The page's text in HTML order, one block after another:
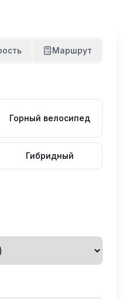
Маршрут
Горный велосипед
Гибридный